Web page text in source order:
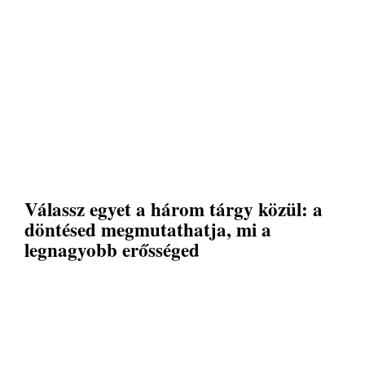
Válassz egyet a három tárgy közül: a
döntésed megmutathatja, mi a
legnagyobb erősséged